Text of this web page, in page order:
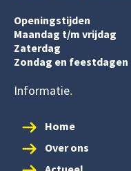
Openingstijden
Maandag t/m vrijdag
Zaterdag
Zondag en feestdagen
Informatie
Home
Over ons